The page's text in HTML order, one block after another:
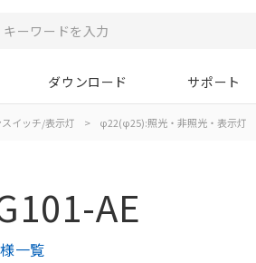
ダウンロード サポート
イッチ/表示灯 > φ22(φ25):照光・非照光・表示灯
AE
一覧